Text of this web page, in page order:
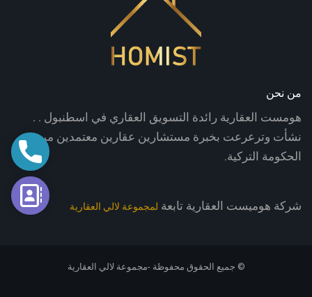
من نحن
هومست العقارية رائدة التسويق العقاري في اسطنبول . .
نشأت وترعرعت بخبرة مستشارين عقارين معتمدين من
الحكومة التركية.
شركة هوميست العقارية تابعة لمجموعة لالي العقارية
© جميع الحقوق محفوظة -مجموعة لالي العقارية
اتصال
فورم